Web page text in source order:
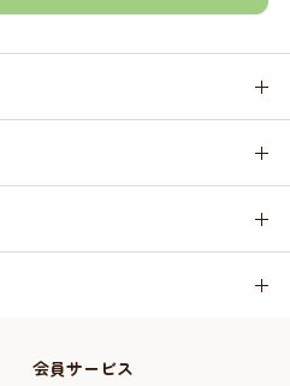
会員サービス